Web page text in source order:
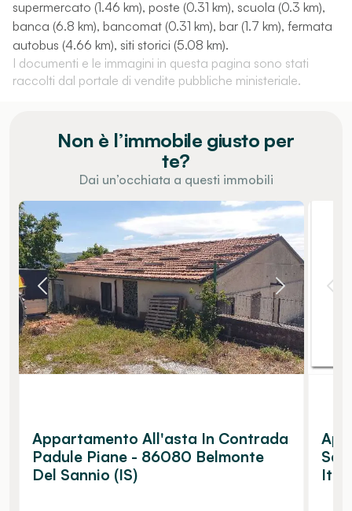
supermercato (1.46 km), poste (0.31 km), scuola (0.3 km),
banca (6.8 km), bancomat (0.31 km), bar (1.7 km), fermata
autobus (4.66 km), siti storici (5.08 km).
I documenti e le immagini in questa pagina sono stati
raccolti dal portale di vendite pubbliche ministeriale.
Non è l’immobile giusto per
te?
Dai un’occhiata a questi immobili
Appartamento All'asta In Contrada
Padule Piane - 86080 Belmonte
Del Sannio (IS)